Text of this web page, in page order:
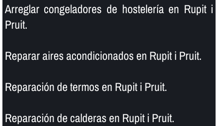
Arreglar congeladores de hostelerí­a en Rupit i
Pruit.
Reparar aires acondicionados en Rupit i Pruit.
Reparación de termos en Rupit i Pruit.
Reparación de calderas en Rupit i Pruit.